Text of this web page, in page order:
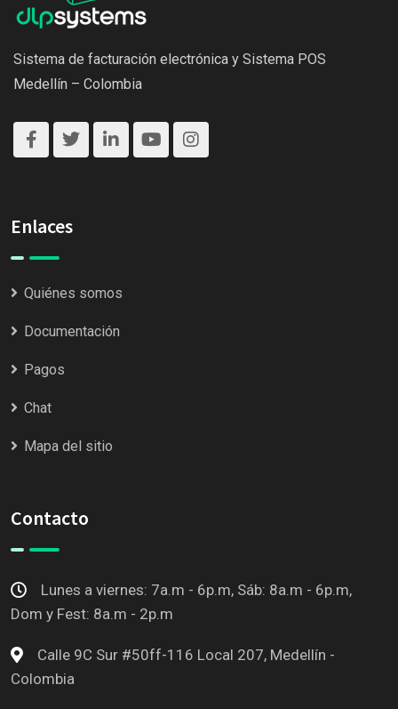
Sistema de facturación electrónica y Sistema POS
Medellín – Colombia
Enlaces
Quiénes somos
Documentación
Pagos
Chat
Mapa del sitio
Contacto
Lunes a viernes: 7a.m - 6p.m, Sáb: 8a.m - 6p.m,
Dom y Fest: 8a.m - 2p.m
Calle 9C Sur #50ff-116 Local 207, Medellín -
Colombia